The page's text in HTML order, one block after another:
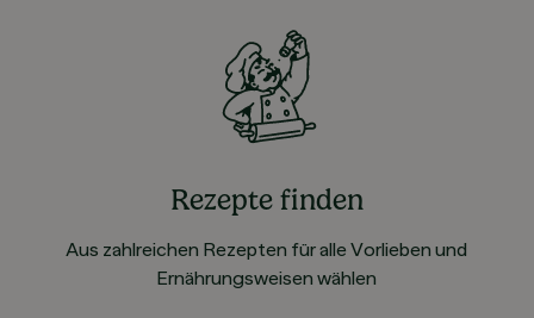
Rezepte finden
Aus zahlreichen Rezepten für alle Vorlieben und
Ernährungsweisen wählen